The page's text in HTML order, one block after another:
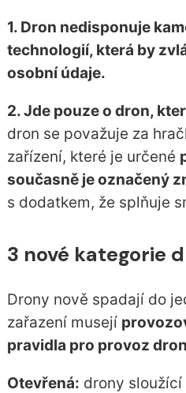
1. Dron nedisponuje
technologií, která by
osobní údaje.
2. Jde pouze o dron,
dron se považuje za
zařízení, které je určené
současně je označený
s dodatkem, že splňuje
3 nové kategorie
Drony nově spadají do
zařazení musejí
pravidla pro provoz
Otevřená: drony